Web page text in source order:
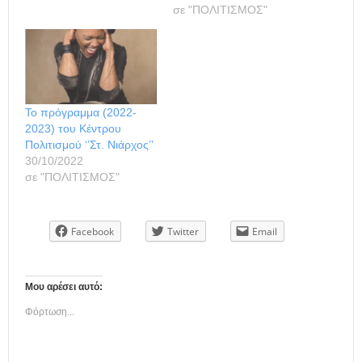
σε "ΠΟΛΙΤΙΣΜΟΣ"
Το πρόγραμμα (2022-
2023) του Κέντρου
Πολιτισμού ‘’Στ. Νιάρχος’’
30/10/2022
σε "ΠΟΛΙΤΙΣΜΟΣ"
Facebook Twitter Email
Μου αρέσει αυτό:
Φόρτωση...